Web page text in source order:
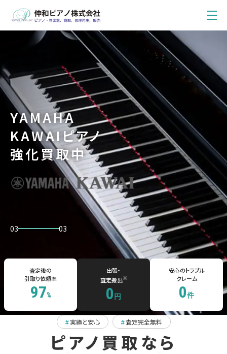
査定後の
引取り依頼率
97%
出張・
査定搬出※
0 円
安心のトラブル
クレーム
0件
YAMAHA
KAWAIピアノ
強化買取中
03 03
# 実績と安心 #査定完全無料
ピアノ買取なら